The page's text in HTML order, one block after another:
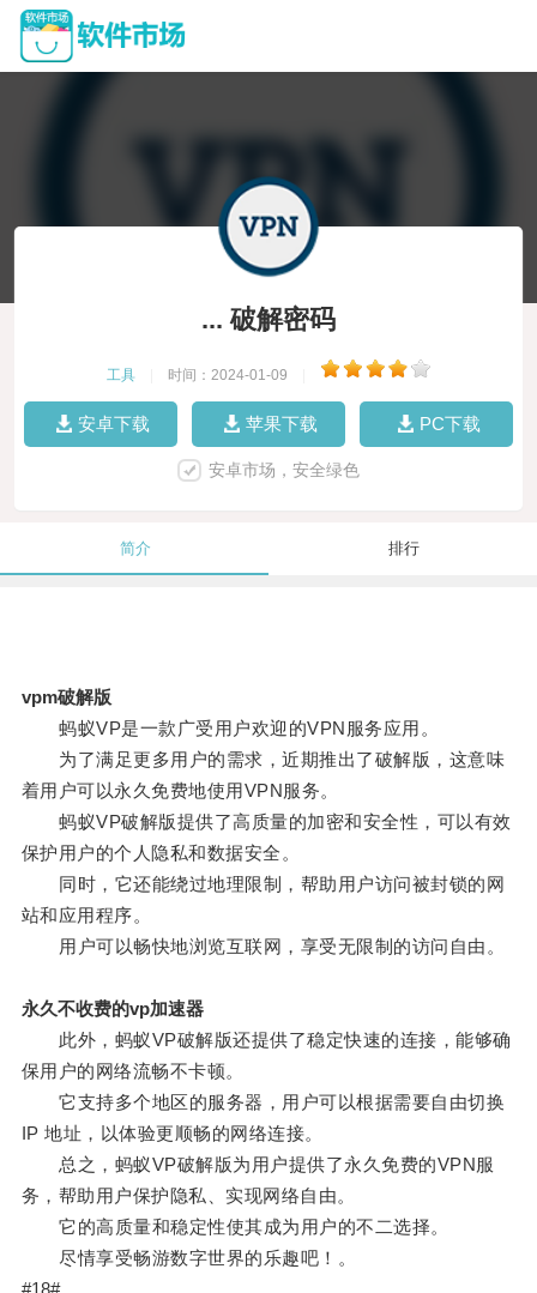
... 破解密码
工具 时间：2024-01-09
安卓下载 苹果下载 PC下载
安卓市场，安全绿色
简介 排行
vpm破解版
蚂蚁VP是一款广受用户欢迎的VPN服务应用。
为了满足更多用户的需求，近期推出了破解版，这意味
着用户可以永久免费地使用VPN服务。
蚂蚁VP破解版提供了高质量的加密和安全性，可以有效
保护用户的个人隐私和数据安全。
同时，它还能绕过地理限制，帮助用户访问被封锁的网
站和应用程序。
用户可以畅快地浏览互联网，享受无限制的访问自由。
永久不收费的vp加速器
此外，蚂蚁VP破解版还提供了稳定快速的连接，能够确
保用户的网络流畅不卡顿。
它支持多个地区的服务器，用户可以根据需要自由切换
IP 地址，以体验更顺畅的网络连接。
总之，蚂蚁VP破解版为用户提供了永久免费的VPN服
务，帮助用户保护隐私、实现网络自由。
它的高质量和稳定性使其成为用户的不二选择。
尽情享受畅游数字世界的乐趣吧！。